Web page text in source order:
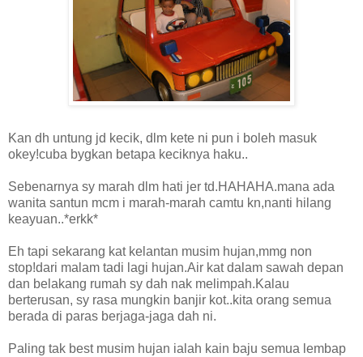
Kan dh untung jd kecik, dlm kete ni pun i boleh masuk
okey!cuba bygkan betapa keciknya haku..
Sebenarnya sy marah dlm hati jer td.HAHAHA.mana ada
wanita santun mcm i marah-marah camtu kn,nanti hilang
keayuan..*erkk*
Eh tapi sekarang kat kelantan musim hujan,mmg non
stop!dari malam tadi lagi hujan.Air kat dalam sawah depan
dan belakang rumah sy dah nak melimpah.Kalau
berterusan, sy rasa mungkin banjir kot..kita orang semua
berada di paras berjaga-jaga dah ni.
Paling tak best musim hujan ialah kain baju semua lembap